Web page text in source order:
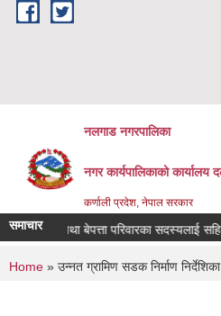
Skip to main content
नलगाड नगरपालिका
नगर कार्यपालिकाको कार्यालय
कर्णाली प्रदेश, नेपाल सरकार
समाचार
सहिद तथा बेपत्ता परिवारका सदस्यलाई सहिद
You are here
Home » उन्नत ग्रामिण सडक निर्माण